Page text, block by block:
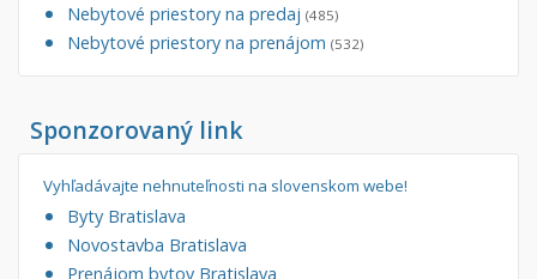
Nebytové priestory na predaj (485)
Nebytové priestory na prenájom (532)
Sponzorovaný link
Vyhľadávajte nehnuteľnosti na slovenskom webe!
Byty Bratislava
Novostavba Bratislava
Prenájom bytov Bratislava